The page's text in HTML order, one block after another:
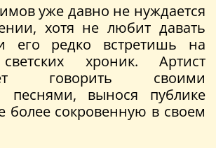
уже давно не нуждается
хотя не любит давать
его редко встретишь на
хроник. Артист
говорить своими
песнями, вынося публике
более сокровенную в своем